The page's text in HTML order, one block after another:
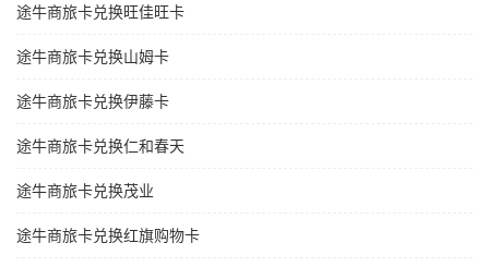
途牛商旅卡兑换旺佳旺卡
途牛商旅卡兑换山姆卡
途牛商旅卡兑换伊藤卡
途牛商旅卡兑换仁和春天
途牛商旅卡兑换茂业
途牛商旅卡兑换红旗购物卡